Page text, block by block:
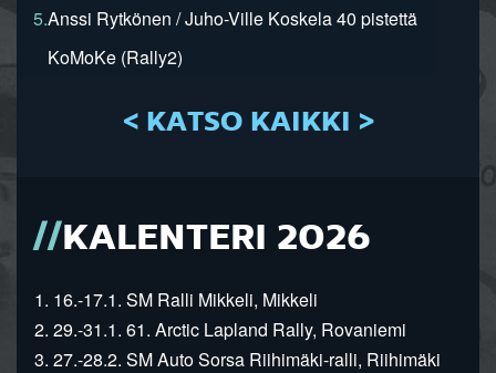
5.Anssi Rytkönen / Juho-Ville Koskela 40 pistettä
KoMoKe (Rally2)
< KATSO KAIKKI >
KALENTERI 2026
1. 16.-17.1. SM Ralli Mikkeli, Mikkeli
2. 29.-31.1. 61. Arctic Lapland Rally, Rovaniemi
3. 27.-28.2. SM Auto Sorsa Riihimäki-ralli, Riihimäki